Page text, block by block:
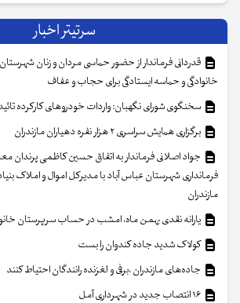
سرتیتر اخبار
قدردانی فرماندار از حضور حماسی مردان و زنان
خانوادگی و حماسه ایستادگی برای حجاب و عفاف
سخنگوی شورای نگهبان: واردات خودروهای کارکرده
برگزاری همایش سراسری ۲ هزار نفره دهیاران مازندران
جواد اصلانی فرماندار به اتفاق حسین کاظمی پرندان
فرمانداری شهرستان عباس آباد با مدیرکل اموال و املاک
مازندران
یارانه نقدی بهمن ماه، امشب در حساب سرپرستان
کولاک شدید جاده کندوان را بست
جاده‌های مازندران ،برفی و لغزنده رانندگان احتیاط کنند